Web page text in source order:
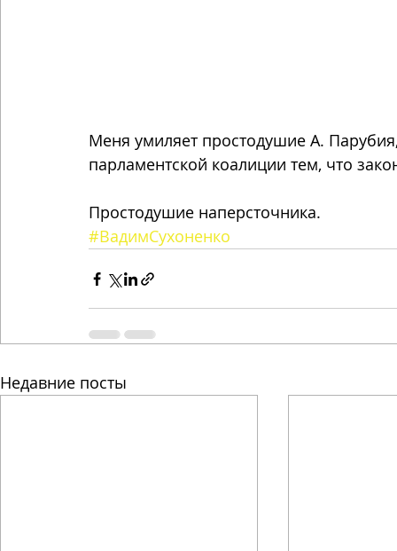
Меня умиляет простодушие А.
парламентской коалиции тем, что
Простодушие наперсточника.
#ВадимСухоненко
Недавние посты